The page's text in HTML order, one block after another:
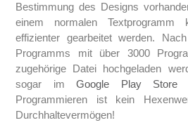
Bestimmung des Designs
einem normalen
effizienter gearbeitet werden.
Programms mit über 3000
zugehörige Datei hochgeladen
sogar imGoogle Play Store
Programmieren ist kein
Durchhaltevermögen!